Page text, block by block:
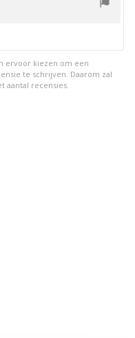
ervoor kiezen om een
te schrijven. Daarom zal
aantal recensies.